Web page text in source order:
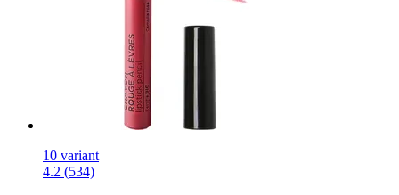
10 variant
4.2 (534)